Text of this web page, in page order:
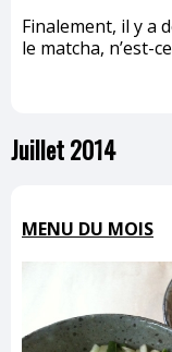
Finalement, il y a
le matcha, n’est-
Juillet 2014
MENU DU MOIS